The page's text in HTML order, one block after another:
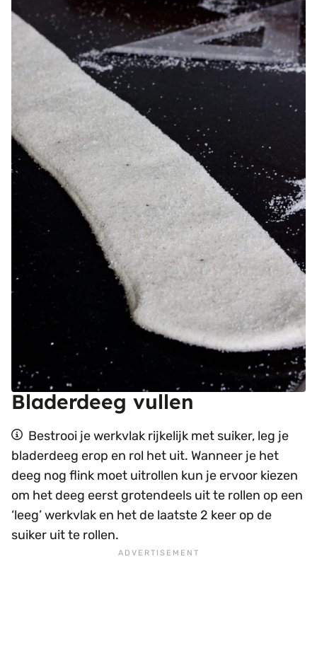
Bladerdeeg vullen
Bestrooi je werkvlak rijkelijk met suiker, leg je
bladerdeeg erop en rol het uit. Wanneer je het
deeg nog flink moet uitrollen kun je ervoor kiezen
om het deeg eerst grotendeels uit te rollen op een
‘leeg’ werkvlak en het de laatste 2 keer op de
suiker uit te rollen.